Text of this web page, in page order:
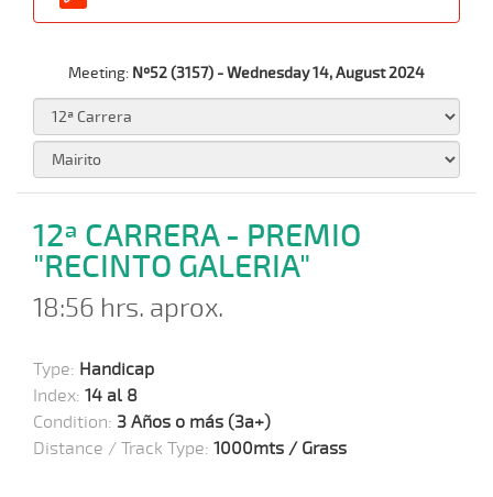
Meeting: Nº52 (3157) - Wednesday 14, August 2024
12ª CARRERA - PREMIO
"RECINTO GALERIA"
18:56 hrs. aprox.
Type: Handicap
Index: 14 al 8
Condition: 3 Años o más (3a+)
Distance / Track Type: 1000mts / Grass